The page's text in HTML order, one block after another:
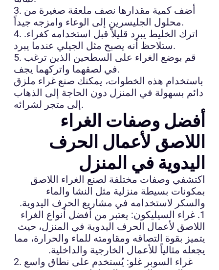
3. أضف كمية مقدارها نصف ملعقة صغيرة من
محلول الجليسرين إلى الوعاء وامزجه جيداً.
4. اترك الخليط يبرد قليلاً قبل استخدامه كغراء.
ستلاحظ أنه يصبح مثل الجيلي عندما يبرد.
5. قم بوضع الغراء على السطحين الذين ترغب
في لصقهما واتركهما يجف.
باستخدام هذه الخطوات، يمكنك صنع غراء ملزق
دائم بسهولة في المنزل دون الحاجة إلى الذهاب
إلى متجر لشرائه.
أفضل وصفات الغراء
اللاصق لأعمال الحرف
اليدوية في المنزل
اكتشفي وصفات مختلفة لصنع الغراء اللاصق
بمكونات بسيطة منزلية مثل النشا والماء
والسكر لاستخدامه في مشاريع الحرف اليدوية.
1. غراء السيليكون: يعتبر من أفضل أنواع الغراء
اللاصق لأعمال الحرف اليدوية في المنزل، حيث
يتميز بقوة التصاقه ومقاومته للماء والحرارة، مما
يجعله مثالياً للأعمال الخارجية والداخلية.
2. غراء السوبر غلو: يُستخدم على نطاق واسع